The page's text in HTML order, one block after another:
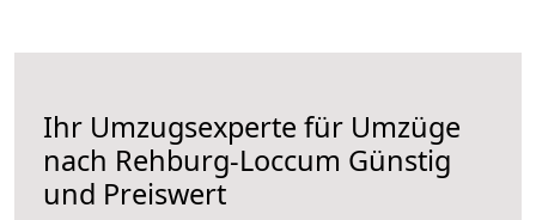
Ihr Umzugsexperte für Umzüge
nach Rehburg-Loccum Günstig
und Preiswert